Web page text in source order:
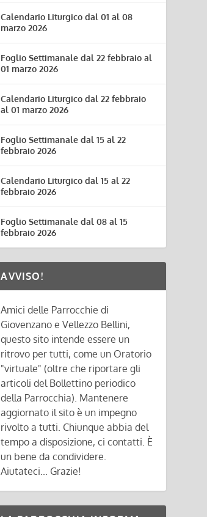
Calendario Liturgico dal 01 al 08
marzo 2026
Foglio Settimanale dal 22 febbraio al
01 marzo 2026
Calendario Liturgico dal 22 febbraio
al 01 marzo 2026
Foglio Settimanale dal 15 al 22
febbraio 2026
Calendario Liturgico dal 15 al 22
febbraio 2026
Foglio Settimanale dal 08 al 15
febbraio 2026
AVVISO!
Amici delle Parrocchie di
Giovenzano e Vellezzo Bellini,
questo sito intende essere un
ritrovo per tutti, come un Oratorio
"virtuale" (oltre che riportare gli
articoli del Bollettino periodico
della Parrocchia). Mantenere
aggiornato il sito è un impegno
rivolto a tutti. Chiunque abbia del
tempo a disposizione, ci contatti. È
un bene da condividere.
Aiutateci... Grazie!